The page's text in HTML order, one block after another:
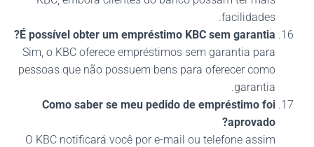
facilidades.
É possível obter um empréstimo KBC sem garantia?
Sim, o KBC oferece empréstimos sem garantia para
pessoas que não possuem bens para oferecer como
garantia.
Como saber se meu pedido de empréstimo foi
aprovado?
O KBC notificará você por e-mail ou telefone assim